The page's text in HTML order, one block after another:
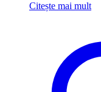
Citește mai mult